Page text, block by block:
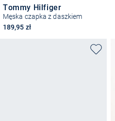
Tommy Hilfiger
Męska czapka z daszkiem
189,95 zł